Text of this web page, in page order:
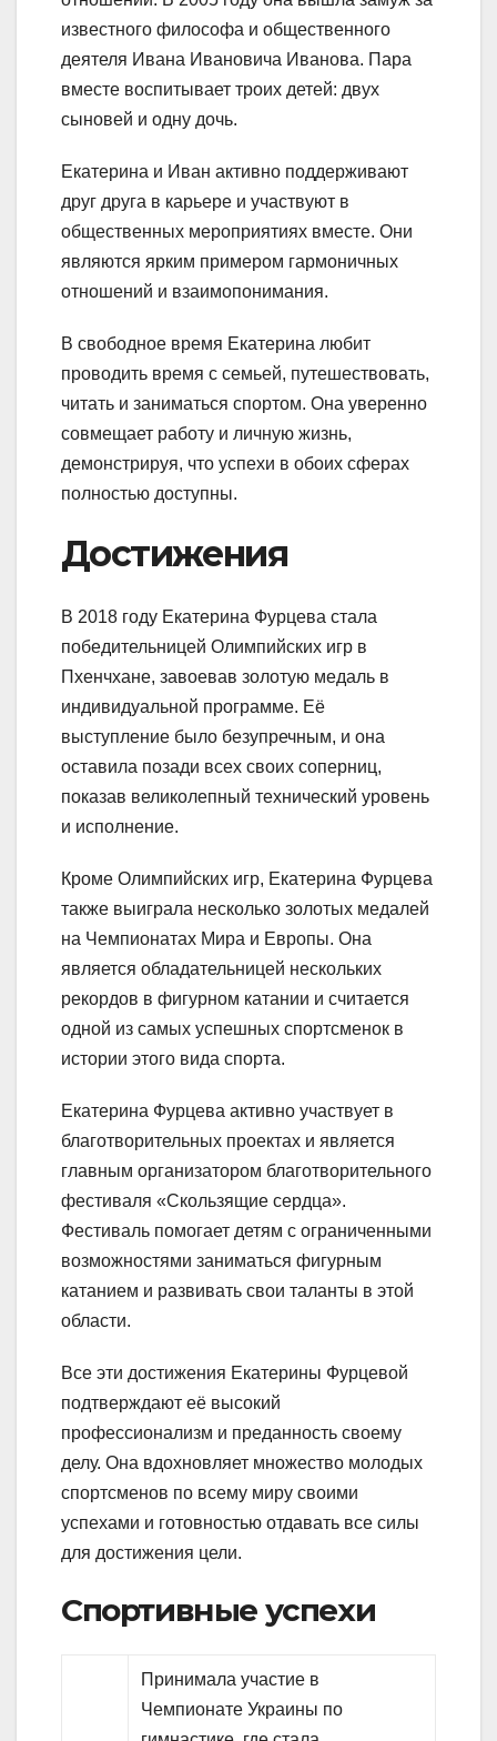
известного философа и общественного
деятеля Ивана Ивановича Иванова. Пара
вместе воспитывает троих детей: двух
сыновей и одну дочь.
Екатерина и Иван активно поддерживают
друг друга в карьере и участвуют в
общественных мероприятиях вместе. Они
являются ярким примером гармоничных
отношений и взаимопонимания.
В свободное время Екатерина любит
проводить время с семьей, путешествовать,
читать и заниматься спортом. Она уверенно
совмещает работу и личную жизнь,
демонстрируя, что успехи в обоих сферах
полностью доступны.
Достижения
В 2018 году Екатерина Фурцева стала
победительницей Олимпийских игр в
Пхенчхане, завоевав золотую медаль в
индивидуальной программе. Её
выступление было безупречным, и она
оставила позади всех своих соперниц,
показав великолепный технический уровень
и исполнение.
Кроме Олимпийских игр, Екатерина Фурцева
также выиграла несколько золотых медалей
на Чемпионатах Мира и Европы. Она
является обладательницей нескольких
рекордов в фигурном катании и считается
одной из самых успешных спортсменок в
истории этого вида спорта.
Екатерина Фурцева активно участвует в
благотворительных проектах и является
главным организатором благотворительного
фестиваля «Скользящие сердца».
Фестиваль помогает детям с ограниченными
возможностями заниматься фигурным
катанием и развивать свои таланты в этой
области.
Все эти достижения Екатерины Фурцевой
подтверждают её высокий
профессионализм и преданность своему
делу. Она вдохновляет множество молодых
спортсменов по всему миру своими
успехами и готовностью отдавать все силы
для достижения цели.
Спортивные успехи
Принимала участие в
Чемпионате Украины по